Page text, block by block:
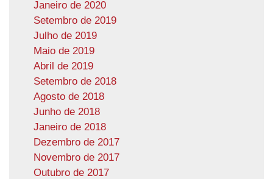
Janeiro de 2020
Setembro de 2019
Julho de 2019
Maio de 2019
Abril de 2019
Setembro de 2018
Agosto de 2018
Junho de 2018
Janeiro de 2018
Dezembro de 2017
Novembro de 2017
Outubro de 2017